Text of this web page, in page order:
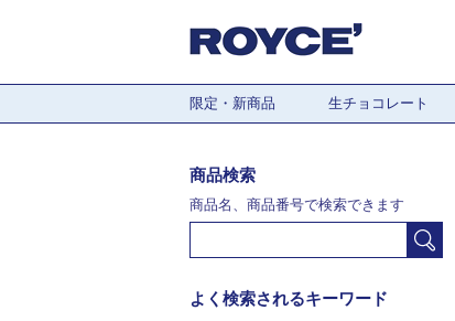
限定・新商品 生チョコレート
商品検索
商品名、商品番号で検索できます
よく検索されるキーワード